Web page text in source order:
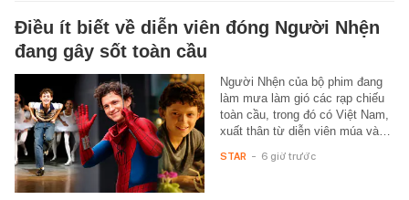
Điều ít biết về diễn viên đóng Người Nhện
đang gây sốt toàn cầu
Người Nhện của bộ phim đang
làm mưa làm gió các rạp chiếu
toàn cầu, trong đó có Việt Nam,
xuất thân từ diễn viên múa và…
STAR - 6 giờ trước